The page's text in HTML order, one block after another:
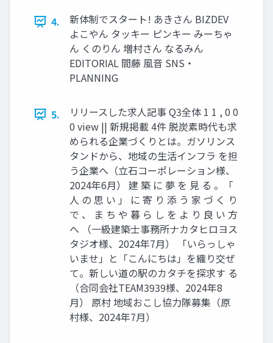
4.
新体制でスタート! あきさん BIZDEV
よこやん タッキー ピンキー みーちゃ
ん くのりん 増村さん なるみん
EDITORIAL 間藤 風音 SNS・
PLANNING
5.
リリースした求人記事 Q3全体 1 1 , 0 0
0 view || 新規掲載 4件 脱炭素時代も求
められる企業づくりとは。ガソリンス
タンドから、地域の生活インフラ を担
う企業へ（立石コーポレーション様、
2024年6月） 建 築 に 夢 を 見 る 。「
人 の 思 い 」 に 寄 り 添 う 家 づ く り
で 、 ま ち や 暮 ら し を よ り 良 い 方
へ （一級建築士事務所ナカタヒロヨス
タジオ様、2024年7月） 「いらっしゃ
いませ」と「こんにちは」を織り交ぜ
て。新しい道の駅のカタチを探求す る
（合同会社TEAM3939様、2024年8
月） 原村 地域おこし協力隊募集（原
村様、2024年7月）